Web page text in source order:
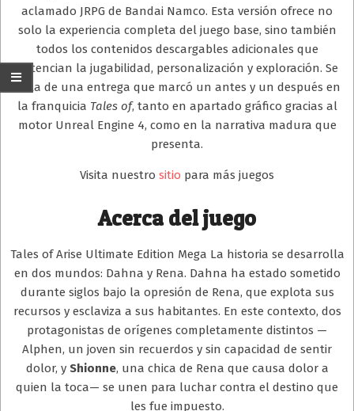
aclamado JRPG de Bandai Namco. Esta versión ofrece no
solo la experiencia completa del juego base, sino también
todos los contenidos descargables adicionales que
potencian la jugabilidad, personalización y exploración. Se
trata de una entrega que marcó un antes y un después en
la franquicia Tales of, tanto en apartado gráfico gracias al
motor Unreal Engine 4, como en la narrativa madura que
presenta.
Visita nuestro sitio para más juegos
Acerca del juego
Tales of Arise Ultimate Edition Mega La historia se desarrolla
en dos mundos: Dahna y Rena. Dahna ha estado sometido
durante siglos bajo la opresión de Rena, que explota sus
recursos y esclaviza a sus habitantes. En este contexto, dos
protagonistas de orígenes completamente distintos —
Alphen, un joven sin recuerdos y sin capacidad de sentir
dolor, y Shionne, una chica de Rena que causa dolor a
quien la toca— se unen para luchar contra el destino que
les fue impuesto.